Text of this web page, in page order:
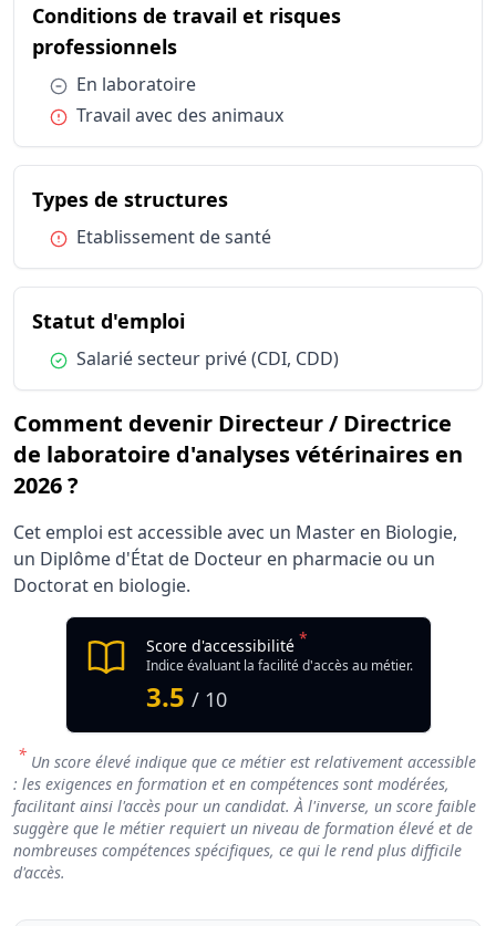
Statut d'emploi
Conditions de travail et risques
professionnelsdu métier Directeur /
Condition :
En laboratoire
Condition :
Travail avec des animaux
Types de structuresdu métier Directeur /
Condition :
Etablissement de santé
Statut d'emploidu métier Directeur /
Condition :
Salarié secteur privé (CDI, CDD)
Comment devenir Directeur / Directrice
de laboratoire d'analyses vétérinaires en
2026 ?
Cet emploi est accessible avec un Master en Biologie,
un Diplôme d'État de Docteur en pharmacie ou un
Doctorat en biologie.
Score d'accessibilité *
Indice évaluant la facilité d'accès au métier.
3.5 / 10
* Un score élevé indique que ce métier est relativement accessible
: les exigences en formation et en compétences sont modérées,
facilitant ainsi l'accès pour un candidat. À l'inverse, un score faible
suggère que le métier requiert un niveau de formation élevé et de
nombreuses compétences spécifiques, ce qui le rend plus difficile
d'accès.